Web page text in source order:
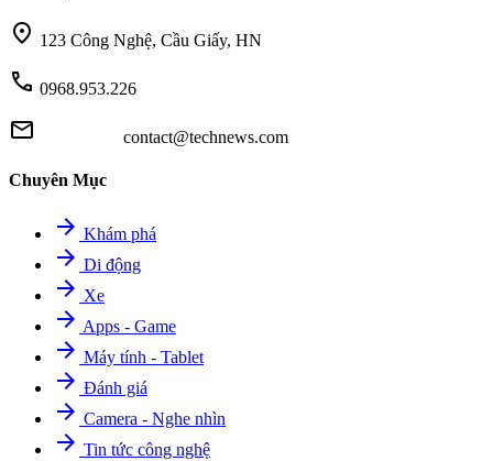
location_on 123 Công Nghệ, Cầu Giấy, HN
call 0968.953.226
mail contact@technews.com
Chuyên Mục
arrow_forward Khám phá
arrow_forward Di động
arrow_forward Xe
arrow_forward Apps - Game
arrow_forward Máy tính - Tablet
arrow_forward Đánh giá
arrow_forward Camera - Nghe nhìn
arrow_forward Tin tức công nghệ